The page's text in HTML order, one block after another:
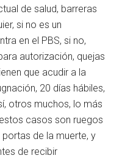
de salud, barreras
si no es un
en el PBS, si no,
autorización, quejas
que acudir a la
20 días hábiles,
otros muchos, lo más
casos son ruegos
de la muerte, y
de recibir